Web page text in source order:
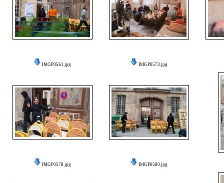
IMGP0561.jpg IMGP0573.jpg
IMGP0578.jpg IMGP0580.jpg